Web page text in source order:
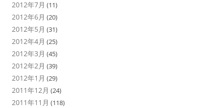
2012年7月 (11)
2012年6月 (20)
2012年5月 (31)
2012年4月 (25)
2012年3月 (45)
2012年2月 (39)
2012年1月 (29)
2011年12月 (24)
2011年11月 (118)